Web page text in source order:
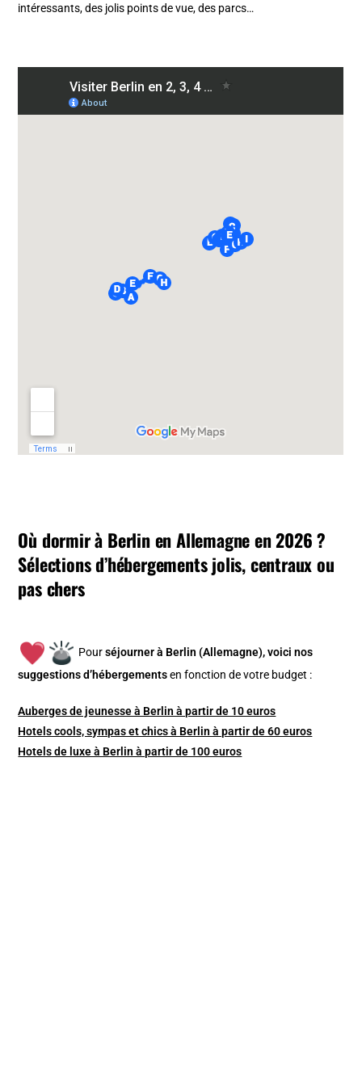
intéressants, des jolis points de vue, des parcs…
Où dormir à Berlin en Allemagne en 2026 ?
Sélections d’hébergements jolis, centraux ou
pas chers
Pourséjourner à Berlin (Allemagne), voici nos
suggestions d’hébergements en fonction de votre budget :
Auberges de jeunesse à Berlin à partir de 10 euros
Hotels cools, sympas et chics à Berlin à partir de 60 euros
Hotels de luxe à Berlin à partir de 100 euros